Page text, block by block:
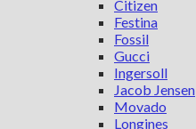
Citizen
Festina
Fossil
Gucci
Ingersoll
Jacob Jensen
Movado
Longines